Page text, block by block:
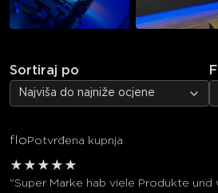
Sortiraj po
Najviša do najniže ocjene
flo Potvrđena kupnja
★ ★ ★ ★ ★
"Super Marke hab viele Produkte